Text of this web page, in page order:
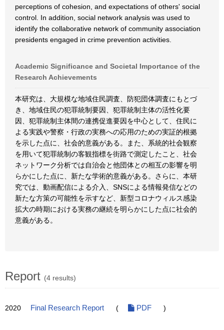
perceptions of cohesion, and expectations of others' social
control. In addition, social network analysis was used to
identify the collaborative network of community association
presidents engaged in crime prevention activities.
Academic Significance and Societal Importance of the
Research Achievements
本研究は、大規模な地域住民調査、防犯団体調査にもとづ
き、地域住民の犯罪統制要因、犯罪統制主体の活性化要
因、犯罪統制主体間の連携促進要因を中心として、住民に
よる実践や警察・行政の実務への応用のための実証的根拠
を示した点に、社会的意義がある。また、系統的社会観察
を用いて犯罪統制の客観指標を街路で測定したこと、社会
ネットワーク分析では自治会と他団体との相互の影響を明
らかにした点に、新たな学術的意義がある。さらに、本研
究では、動画配信による介入、SNSによる情報発信などの
新たな方策の可能性を示すなど、新型コロナウィルス感染
拡大の時期における実務の継続を明らかにした点に社会的
意義がある。
Report (4 results)
2020 Final Research Report ( PDF )